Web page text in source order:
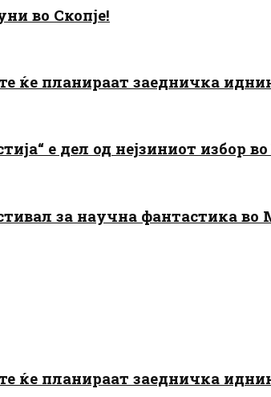
во Скопје!
ќе планираат заедничка
е дел од нејзиниот избор
за научна фантастика во
ќе планираат заедничка